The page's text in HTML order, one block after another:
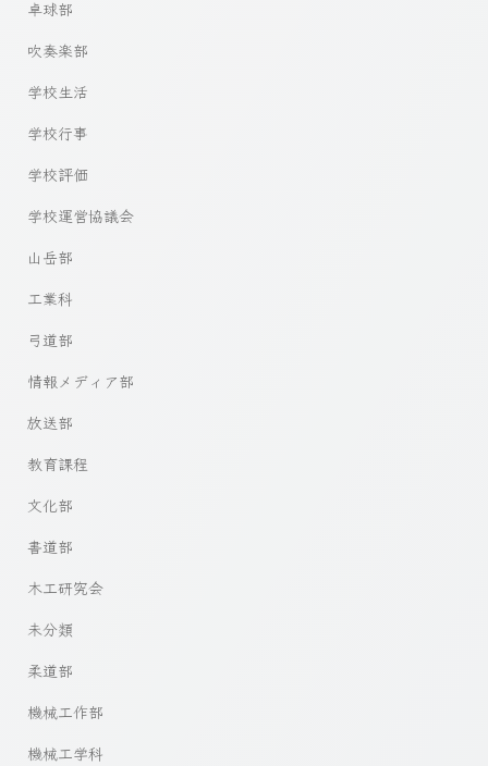
卓球部
吹奏楽部
学校生活
学校行事
学校評価
学校運営協議会
山岳部
工業科
弓道部
情報メディア部
放送部
教育課程
文化部
書道部
木工研究会
未分類
柔道部
機械工作部
機械工学科